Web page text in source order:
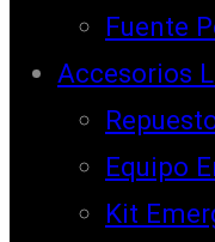
Fuente
Accesorios
Equipo
Kit